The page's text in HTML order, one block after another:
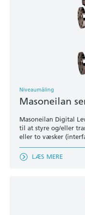
Niveaumåling
Masoneilan
Masoneilan Digital
til at styre og/eller
eller to væsker
LÆS MERE